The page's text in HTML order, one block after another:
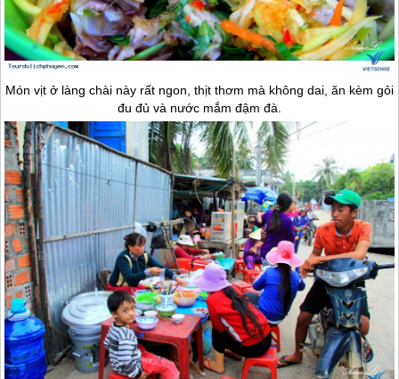
Món vịt ở làng chài này rất ngon, thịt thơm mà không dai, ăn kèm gỏi
đu đủ và nước mắm đậm đà.